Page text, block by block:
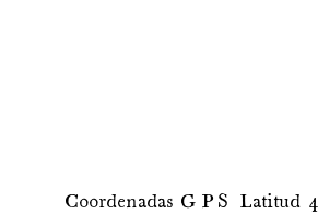
Coordenadas GPS Latitud